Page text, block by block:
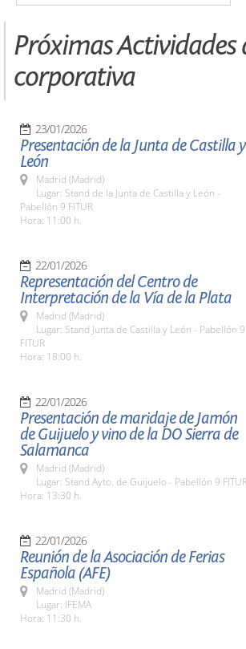
Próximas Actividades
corporativa
23/01/2026
Presentación de la Junta de Castilla y
León
Madrid (Madrid)
Lugar: Stand de la Junta de Castilla y León -
Pabellón 9 FITUR
Hora: 11:00 h.
22/01/2026
Representación del Centro de
Interpretación de la Vía de la Plata
Madrid (Madrid)
Lugar: Stand Junta de Castilla y León - Pabellón 9
FITUR
Hora: 18:00 h.
22/01/2026
Presentación de maridaje de Jamón
de Guijuelo y vino de la DO Sierra de
Salamanca
Madrid (Madrid)
Lugar: Stand Ayto. de Guijuelo - Pabellón 9
Hora: 13:30 h.
22/01/2026
Reunión de la Asociación de Ferias
Española (AFE)
Madrid (Madrid)
Lugar: IFEMA
Hora: 11:30 h.